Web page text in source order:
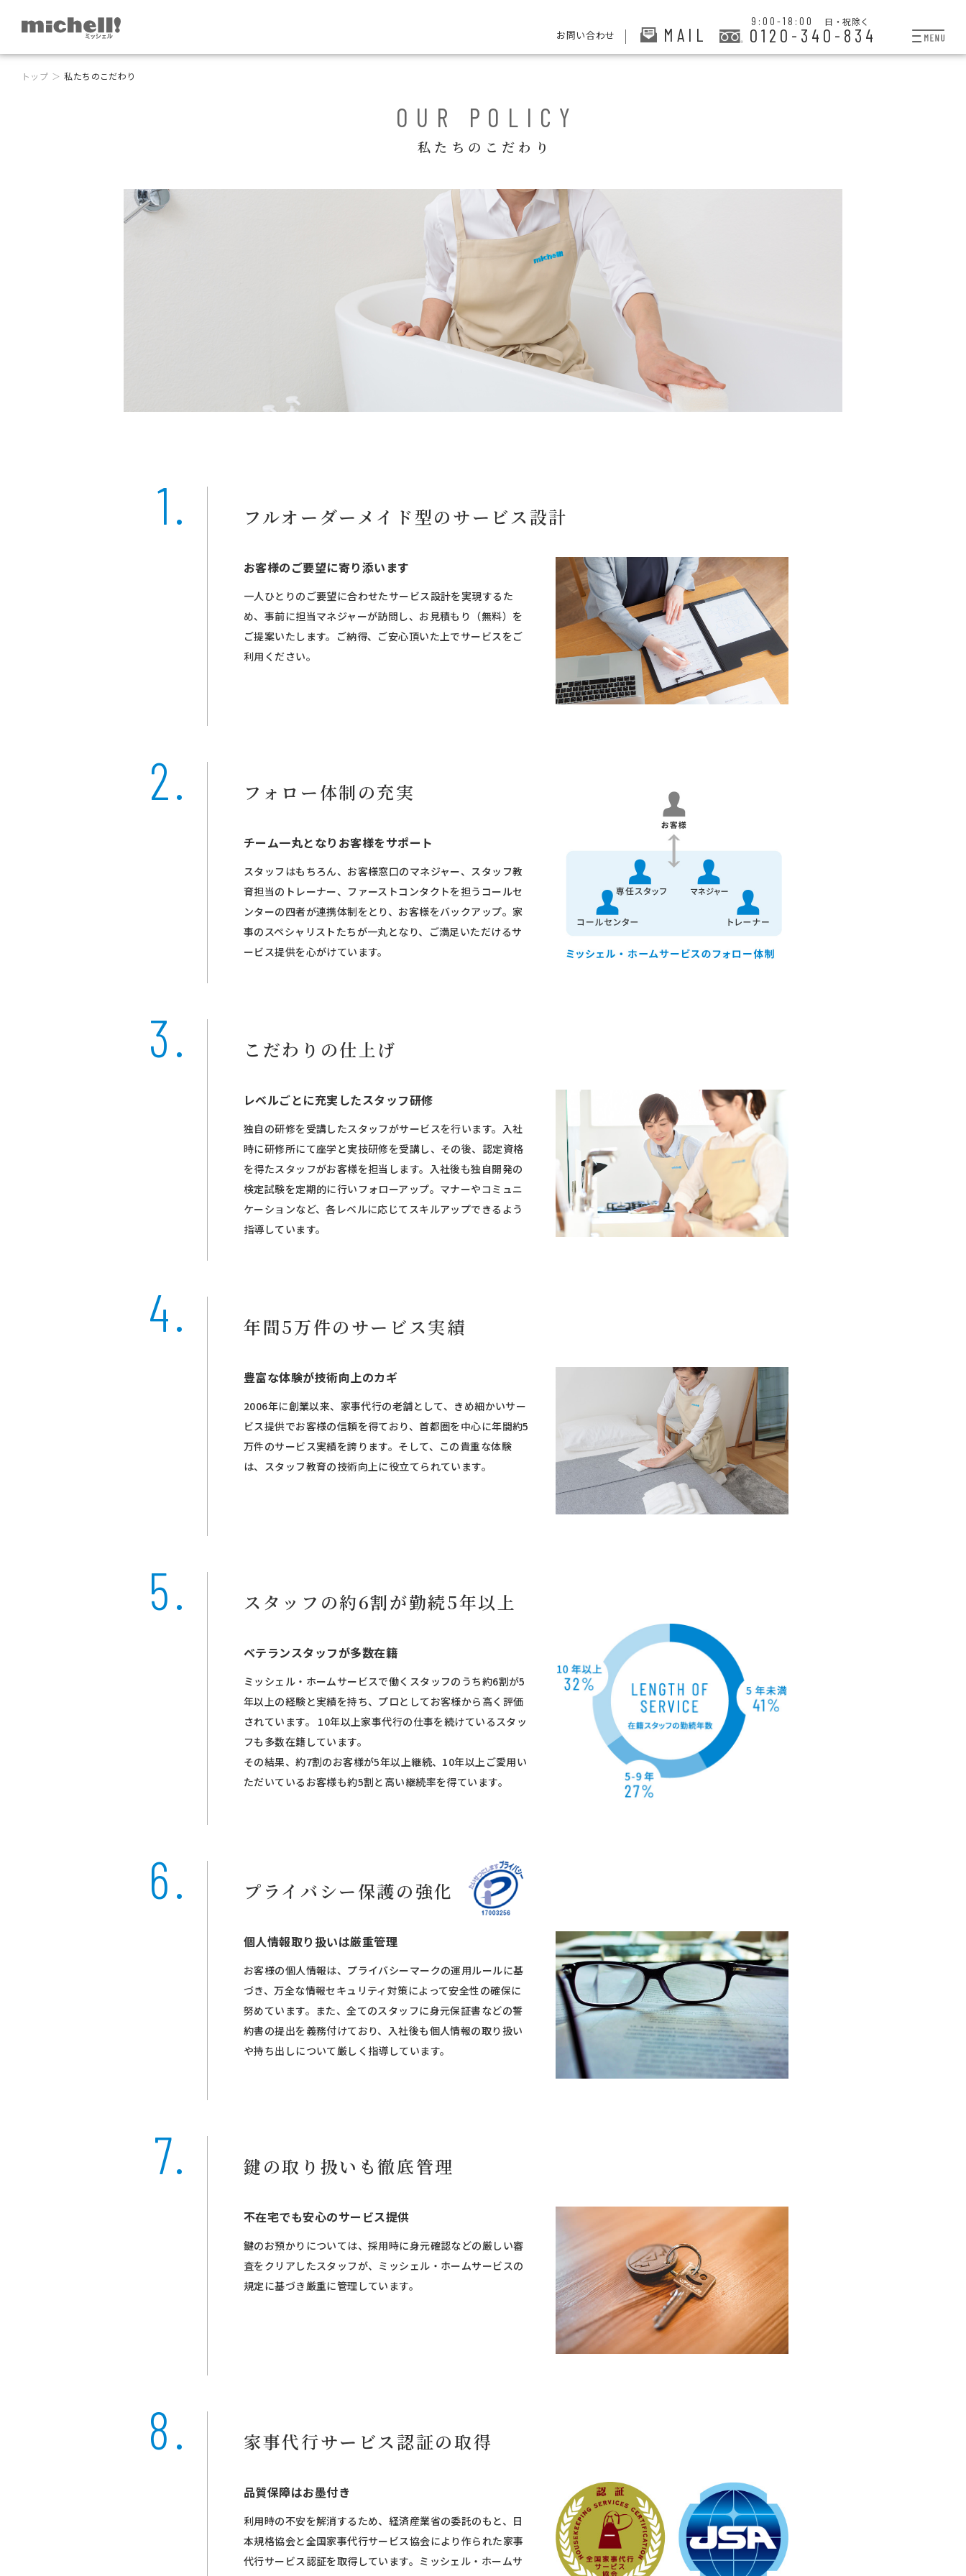
お問い合わせ MAIL
9:00-18:00 日・祝除く
0120-340-834
トップ 私たちのこだわり
OUR POLICY
私たちのこだわり
フルオーダーメイド型のサービス設計
お客様のご要望に寄り添います
一人ひとりのご要望に合わせたサービス設計を実現するた
め、事前に担当マネジャーが訪問し、お見積もり（無料）を
ご提案いたします。ご納得、ご安心頂いた上でサービスをご
利用ください。
フォロー体制の充実
チーム一丸となりお客様をサポート
スタッフはもちろん、お客様窓口のマネジャー、スタッフ教
育担当のトレーナー、ファーストコンタクトを担うコールセ
ンターの四者が連携体制をとり、お客様をバックアップ。家
事のスペシャリストたちが一丸となり、ご満足いただけるサ
ービス提供を心がけています。
こだわりの仕上げ
レベルごとに充実したスタッフ研修
独自の研修を受講したスタッフがサービスを行います。入社
時に研修所にて座学と実技研修を受講し、その後、認定資格
を得たスタッフがお客様を担当します。入社後も独自開発の
検定試験を定期的に行いフォローアップ。マナーやコミュニ
ケーションなど、各レベルに応じてスキルアップできるよう
指導しています。
年間5万件のサービス実績
豊富な体験が技術向上のカギ
2006年に創業以来、家事代行の老舗として、きめ細かいサー
ビス提供でお客様の信頼を得ており、首都圏を中心に年間約5
万件のサービス実績を誇ります。そして、この貴重な体験
は、スタッフ教育の技術向上に役立てられています。
スタッフの約6割が勤続5年以上
ベテランスタッフが多数在籍
ミッシェル・ホームサービスで働くスタッフのうち約6割が5
年以上の経験と実績を持ち、プロとしてお客様から高く評価
されています。 10年以上家事代行の仕事を続けているスタッ
フも多数在籍しています。
その結果、約7割のお客様が5年以上継続、10年以上ご愛用い
ただいているお客様も約5割と高い継続率を得ています。
プライバシー保護の強化
個人情報取り扱いは厳重管理
お客様の個人情報は、プライバシーマークの運用ルールに基
づき、万全な情報セキュリティ対策によって安全性の確保に
努めています。また、全てのスタッフに身元保証書などの誓
約書の提出を義務付けており、入社後も個人情報の取り扱い
や持ち出しについて厳しく指導しています。
鍵の取り扱いも徹底管理
不在宅でも安心のサービス提供
鍵のお預かりについては、採用時に身元確認などの厳しい審
査をクリアしたスタッフが、ミッシェル・ホームサービスの
規定に基づき厳重に管理しています。
家事代行サービス認証の取得
品質保障はお墨付き
利用時の不安を解消するため、経済産業省の委託のもと、日
本規格協会と全国家事代行サービス協会により作られた家事
代行サービス認証を取得しています。ミッシェル・ホームサ